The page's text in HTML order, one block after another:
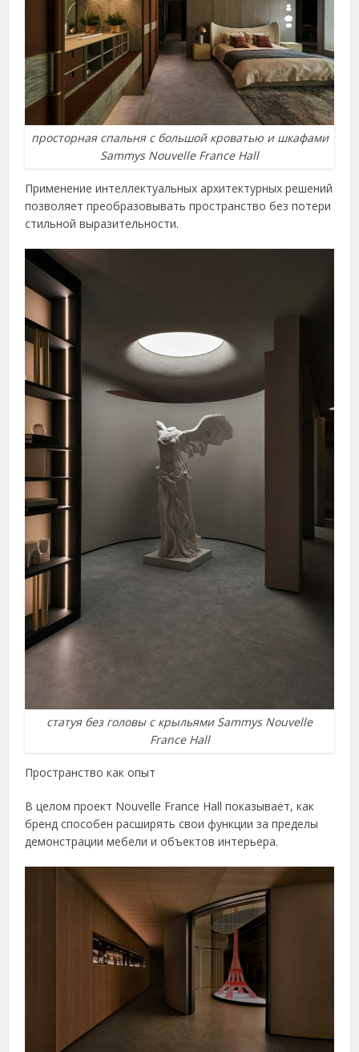
просторная спальня с большой кроватью и шкафами
Sammys Nouvelle France Hall
Применение интеллектуальных архитектурных решений
позволяет преобразовывать пространство без потери
стильной выразительности.
статуя без головы с крыльями Sammys Nouvelle
France Hall
Пространство как опыт
В целом проект Nouvelle France Hall показывает, как
бренд способен расширять свои функции за пределы
демонстрации мебели и объектов интерьера.